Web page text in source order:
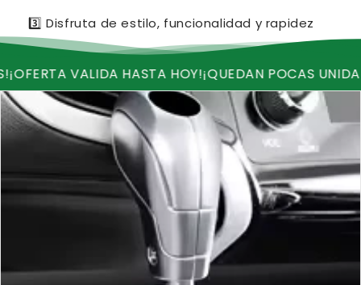
3️⃣ Disfruta de estilo, funcionalidad y rapidez
VALIDA HASTA HOY!¡QUEDAN POCAS UNIDADES!